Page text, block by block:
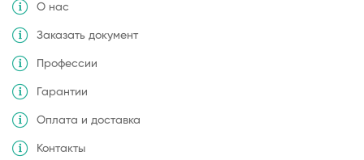
О нас
Заказать документ
Профессии
Гарантии
Оплата и доставка
Контакты